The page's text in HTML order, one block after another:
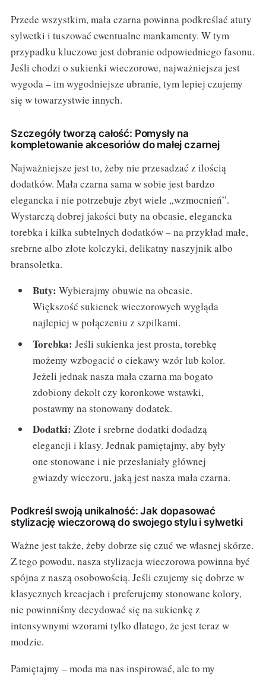
Przede wszystkim, mała czarna powinna podkreślać atuty
sylwetki i tuszować ewentualne mankamenty. W tym
przypadku kluczowe jest dobranie odpowiedniego fasonu.
Jeśli chodzi o sukienki wieczorowe, najważniejsza jest
wygoda – im wygodniejsze ubranie, tym lepiej czujemy
się w towarzystwie innych.
Szczegóły tworzą całość: Pomysły na
kompletowanie akcesoriów do małej czarnej
Najważniejsze jest to, żeby nie przesadzać z ilością
dodatków. Mała czarna sama w sobie jest bardzo
elegancka i nie potrzebuje zbyt wiele „wzmocnień”.
Wystarczą dobrej jakości buty na obcasie, elegancka
torebka i kilka subtelnych dodatków – na przykład małe,
srebrne albo złote kolczyki, delikatny naszyjnik albo
bransoletka.
Buty: Wybierajmy obuwie na obcasie.
Większość sukienek wieczorowych wygląda
najlepiej w połączeniu z szpilkami.
Torebka: Jeśli sukienka jest prosta, torebkę
możemy wzbogacić o ciekawy wzór lub kolor.
Jeżeli jednak nasza mała czarna ma bogato
zdobiony dekolt czy koronkowe wstawki,
postawmy na stonowany dodatek.
Dodatki: Złote i srebrne dodatki dodadzą
elegancji i klasy. Jednak pamiętajmy, aby były
one stonowane i nie przesłaniały głównej
gwiazdy wieczoru, jaką jest nasza mała czarna.
Podkreśl swoją unikalność: Jak dopasować
stylizację wieczorową do swojego stylu i sylwetki
Ważne jest także, żeby dobrze się czuć we własnej skórze.
Z tego powodu, nasza stylizacja wieczorowa powinna być
spójna z naszą osobowością. Jeśli czujemy się dobrze w
klasycznych kreacjach i preferujemy stonowane kolory,
nie powinniśmy decydować się na sukienkę z
intensywnymi wzorami tylko dlatego, że jest teraz w
modzie.
Pamiętajmy – moda ma nas inspirować, ale to my